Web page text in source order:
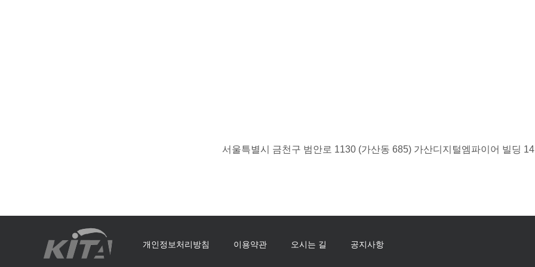
서울특별시 금천구 범안로 1130 (가산동 685) 가산디지털엠파이어 빌딩
개인정보처리방침 이용약관 오시는 길 공지사항